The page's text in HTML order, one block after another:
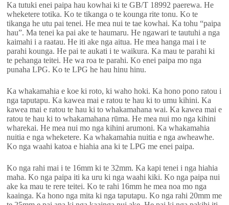
Ka tutuki enei paipa hau kowhai ki te GB/T 18992 paerewa. He
wheketere totika. Ko te tikanga o te kounga rite tonu. Ko te
tikanga he utu pai tenei. He mea nui te tae kowhai. Ka tohu “paipa
hau”. Ma tenei ka pai ake te haumaru. He ngawari te tautuhi a nga
kaimahi i a raatau. He iti ake nga aitua. He mea hanga mai i te
parahi kounga. He pai te aukati i te waikura. Ka mau te parahi ki
te pehanga teitei. He wa roa te parahi. Ko enei paipa mo nga
punaha LPG. Ko te LPG he hau hinu hinu.
Ka whakamahia e koe ki roto, ki waho hoki. Ka hono pono ratou i
nga taputapu. Ka kawea mai e ratou te hau ki to umu kihini. Ka
kawea mai e ratou te hau ki to whakamahana wai. Ka kawea mai e
ratou te hau ki to whakamahana rūma. He mea nui mo nga kihini
wharekai. He mea nui mo nga kihini arumoni. Ka whakamahia
nuitia e nga wheketere. Ka whakamahia nuitia e nga awheawhe.
Ko nga waahi katoa e hiahia ana ki te LPG me enei paipa.
Ko nga rahi mai i te 16mm ki te 32mm. Ka kapi tenei i nga hiahia
maha. Ko nga paipa iti ka uru ki nga waahi kiki. Ko nga paipa nui
ake ka mau te rere teitei. Ko te rahi 16mm he mea noa mo nga
kaainga. Ka hono nga mita ki nga taputapu. Ko nga rahi 20mm me